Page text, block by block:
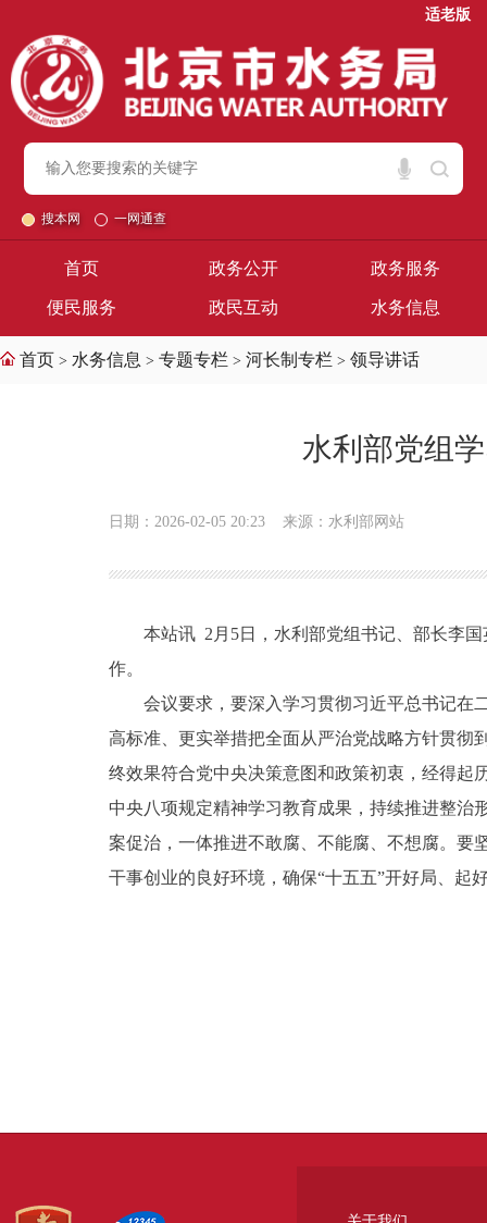
适老版
搜本网 一网通查
首页 政务公开 政务服务
便民服务 政民互动 水务信息
首页 > 水务信息 > 专题专栏 > 河长制专栏 > 领导讲话
水利部党组
日期：2026-02-05 20:23 来源：水利部网站
本站讯 2月5日，水利部党组书记、部长李
作。
会议要求，要深入学习贯彻习近平总书记在
高标准、更实举措把全面从严治党战略方针贯彻
终效果符合党中央决策意图和政策初衷，经得起
中央八项规定精神学习教育成果，持续推进整治
案促治，一体推进不敢腐、不能腐、不想腐。要
干事创业的良好环境，确保“十五五”开好局、起